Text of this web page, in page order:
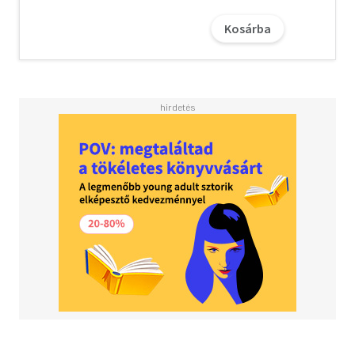
szót ábécésorrendben. Néhány záró gondolat: A
működnek. Az alapvető örmény szótárrészekkel együtt ez
során, és különösen hasznos akkor, amikor nincs
internetkapcsolatunk a szavak és kifejezések
megkereséséhez.
A letöltéssel kapcsolatos kérdésekreitttalálhat választ.
Kosárba